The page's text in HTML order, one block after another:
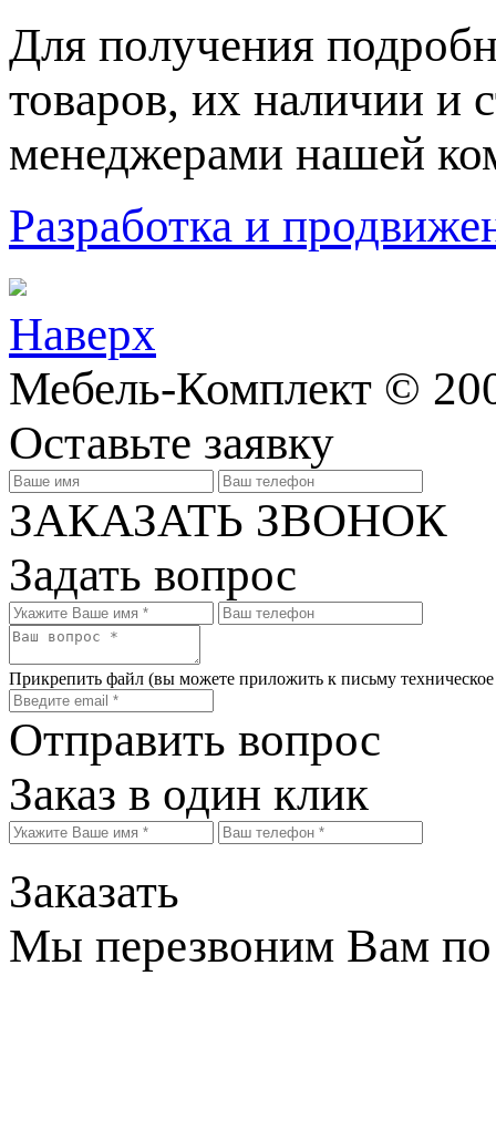
Для пoлучения
товaров, их нaличии и
менеджерами нашей
Разработка и
Наверх
Мебель-Комплект ©
Оставьте заявку
ЗАКАЗАТЬ ЗВОНОК
Задать вопрос
Прикрепить файл (вы можете приложить к письму
Отправить вопрос
Заказ в один клик
Заказать
Мы перезвоним Вам по